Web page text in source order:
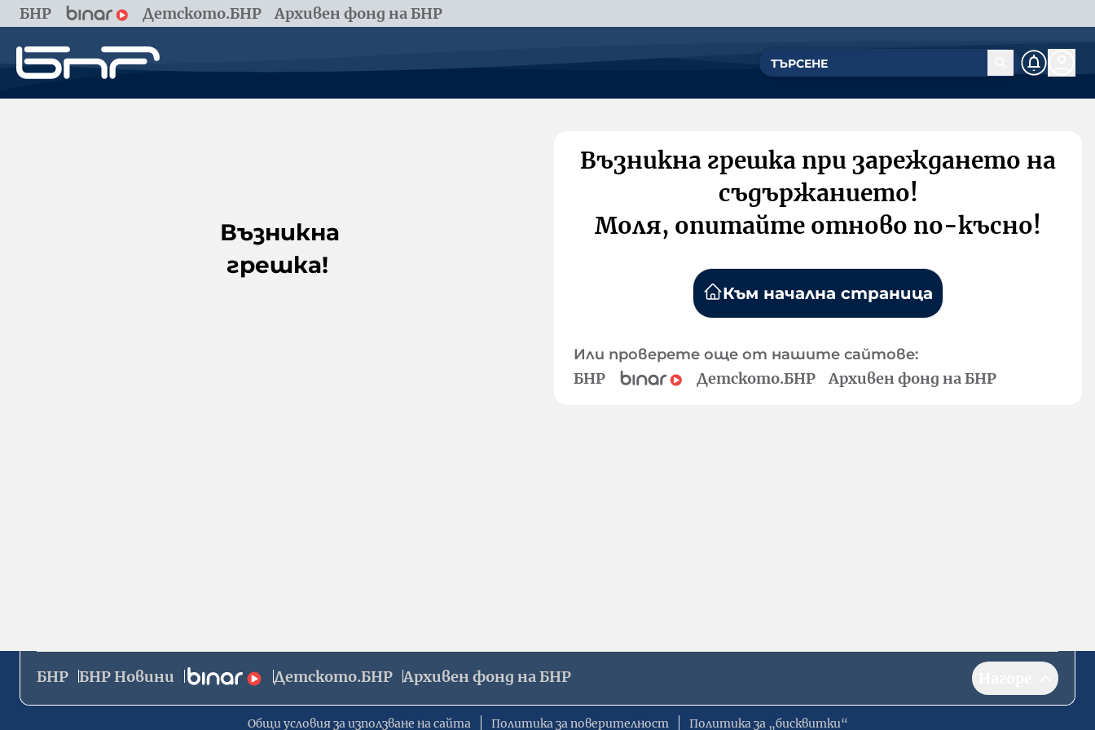
БНР Детското.БНР Архивен фонд на БНР
Възникна
грешка!
Възникна грешка при зареждането на
съдържанието!
Моля, опитайте отново по-късно!
Към начална страница
Или проверете още от нашите сайтове:
БНР Детското.БНР Архивен фонд на БНР
БНР БНР Новини Детското.БНР Архивен фонд на БНР
Общи условия за използване на сайта Политика за поверителност Политика за „бисквитки“